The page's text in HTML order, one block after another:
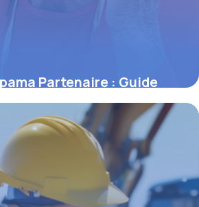
Partenaire : Guide